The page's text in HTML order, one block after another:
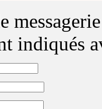
indiqués